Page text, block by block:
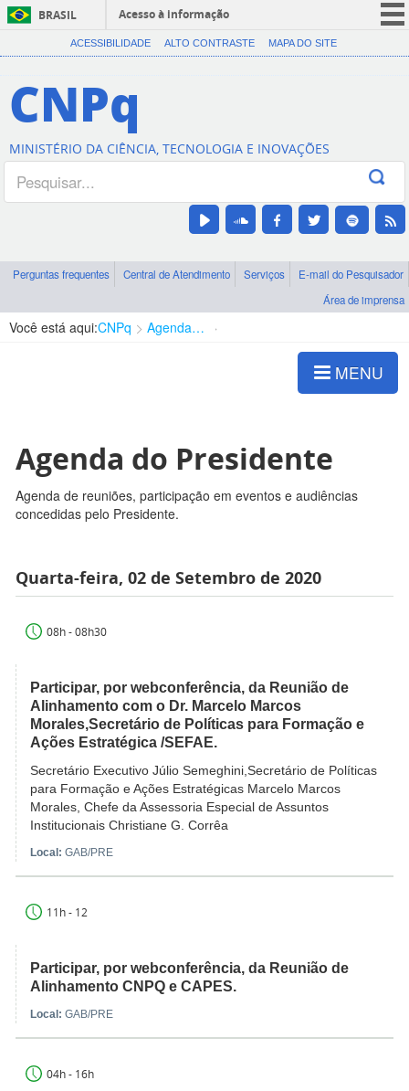
BRASIL
Acesso à informação
CORONAVÍRUS (COVID-19)
Canais
ACESSIBILIDADE ALTO CONTRASTE MAPA DO SITE
CNPq
MINISTÉRIO DA CIÊNCIA, TECNOLOGIA E INOVAÇÕES
Perguntas frequentes Central de Atendimento Serviços
E-mail do Pesquisador
Área de imprensa
Você está aqui:CNPq Agenda de autoridades
MENU
Agenda do Presidente
Agenda de reuniões, participação em eventos e audiências
concedidas pelo Presidente.
Quarta-feira, 02 de Setembro de 2020
08h - 08h30
Participar, por webconferência, da Reunião de
Alinhamento com o Dr. Marcelo Marcos
Morales,Secretário de Políticas para Formação e
Ações Estratégica /SEFAE.
Secretário Executivo Júlio Semeghini,Secretário de Políticas
para Formação e Ações Estratégicas Marcelo Marcos
Morales, Chefe da Assessoria Especial de Assuntos
Institucionais Christiane G. Corrêa
Local: GAB/PRE
11h - 12
Participar, por webconferência, da Reunião de
Alinhamento CNPQ e CAPES.
Local: GAB/PRE
04h - 16h